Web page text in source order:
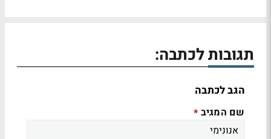
תגובות לכתבה:
הגב לכתבה
שם המגיב *